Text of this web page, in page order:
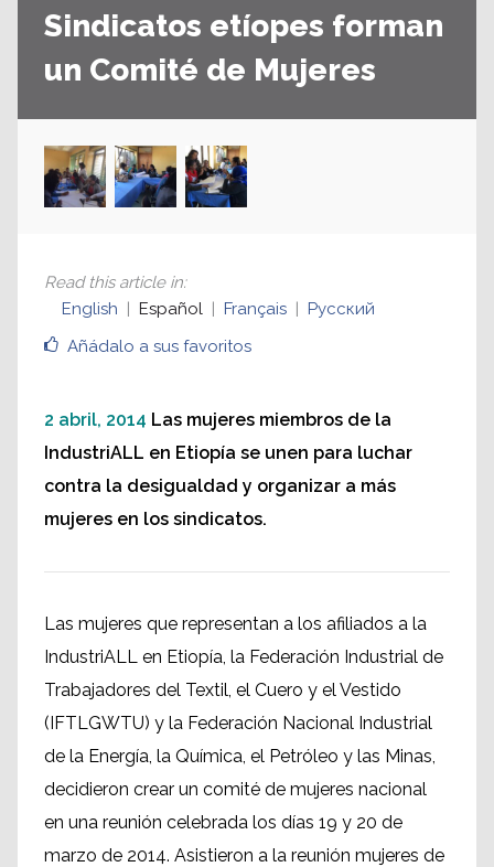
Sindicatos etíopes forman
un Comité de Mujeres
Añádalo a sus favoritos
Read this article in:
English
Español Français Русский
2 abril, 2014 Las mujeres miembros de la
IndustriALL en Etiopía se unen para luchar
contra la desigualdad y organizar a más
mujeres en los sindicatos.
Las mujeres que representan a los afiliados a la
IndustriALL en Etiopía, la Federación Industrial de
Trabajadores del Textil, el Cuero y el Vestido
(IFTLGWTU) y la Federación Nacional Industrial
de la Energía, la Química, el Petróleo y las Minas,
decidieron crear un comité de mujeres nacional
en una reunión celebrada los días 19 y 20 de
marzo de 2014. Asistieron a la reunión mujeres de